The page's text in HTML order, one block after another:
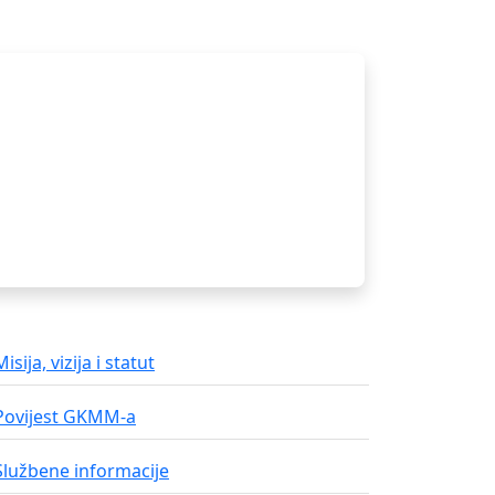
vizija i statut
GKMM-a
informacije